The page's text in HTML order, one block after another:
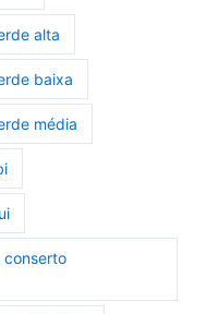
alta
baixa
média
conserto